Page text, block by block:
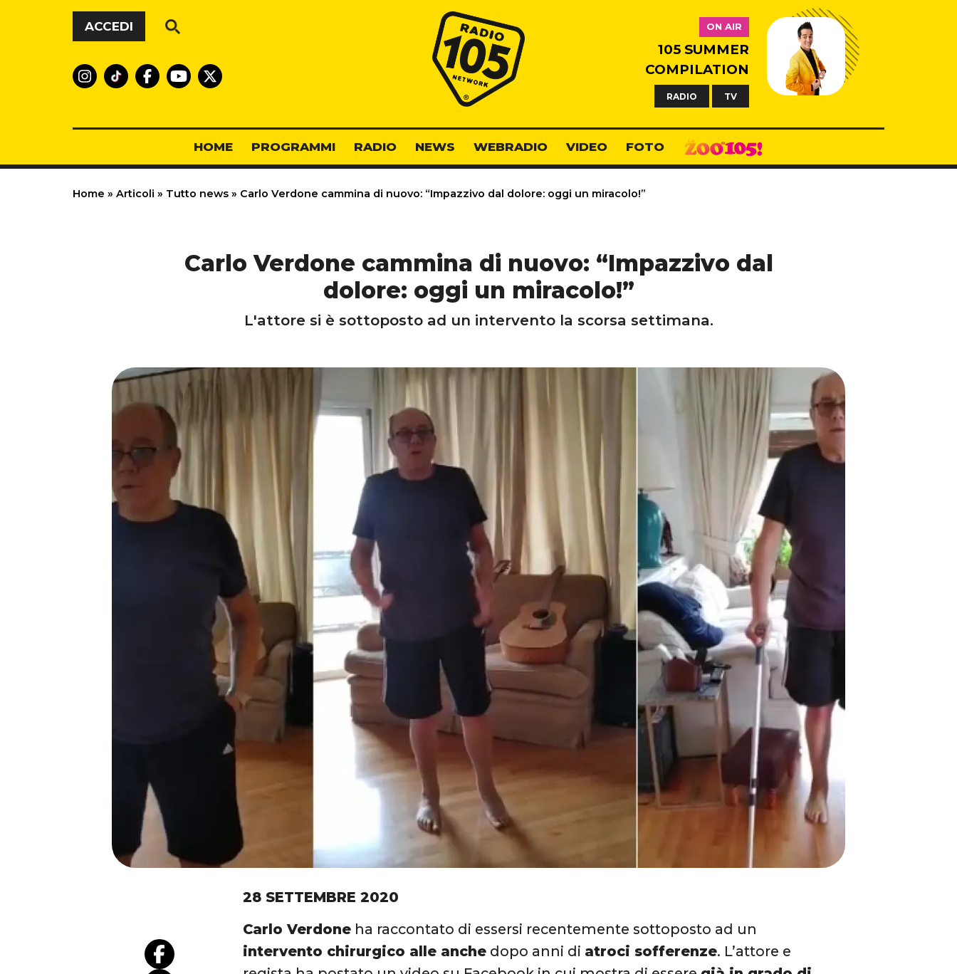
Vai al contenuto
ACCEDI
Radio 105
ON AIR
105 SUMMER
COMPILATION
RADIO TV
HOME PROGRAMMI RADIO NEWS WEBRADIO VIDEO FOTO
Home » Articoli » Tutto news » Carlo Verdone cammina di nuovo: “Impazzivo dal dolore: oggi un miracolo!”
Carlo Verdone cammina di nuovo: “Impazzivo dal
dolore: oggi un miracolo!”
L'attore si è sottoposto ad un intervento la scorsa settimana.
28 SETTEMBRE 2020
Carlo Verdone ha raccontato di essersi recentemente sottoposto ad un
intervento chirurgico alle anche dopo anni di atroci sofferenze. L’attore e